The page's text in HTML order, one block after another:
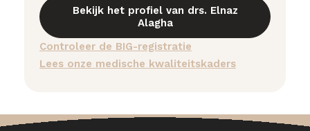
Bekijk het profiel van drs. Elnaz
Alagha
Controleer de BIG-registratie
Lees onze medische kwaliteitskaders